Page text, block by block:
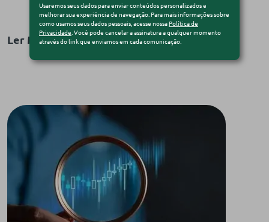
Ler Matéria
Usaremos seus dados para enviar conteúdos personalizados e
melhorar sua experiência de navegação. Para mais informações sobre
como usamos seus dados pessoais, acesse nossaPolítica de
Privacidade. Você pode cancelar a assinatura a qualquer momento
através do link que enviamos em cada comunicação.